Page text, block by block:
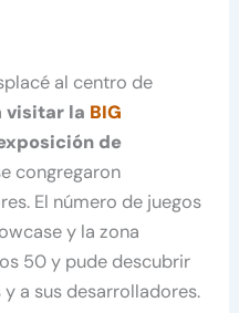
al centro de
visitar la BIG
de
congregaron
El número de juegos
y la zona
50 y pude descubrir
a sus desarrolladores.